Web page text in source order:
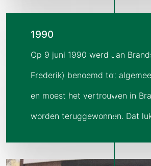
1990
Op 9 juni 1990 werd Jan
Frederik) benoemd tot
en moest het vertrouwen in
worden teruggewonnen. Dat